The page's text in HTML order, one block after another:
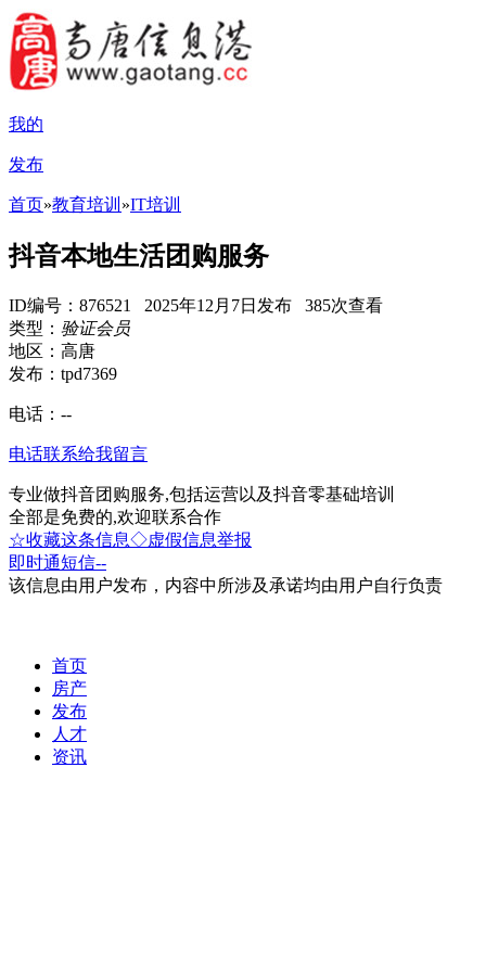
我的
发布
首页»教育培训 »IT培训
抖音本地生活团购服务
ID编号：876521 2025年12月7日发布 385次查看
类型： 验证会员
地区：高唐
发布：tpd7369
电话： --
电话联系给我留言
专业做抖音团购服务,包括运营以及抖音零基础培训
全部是免费的,欢迎联系合作
☆收藏这条信息◇虚假信息举报
即时通短信--
该信息由用户发布，内容中所涉及承诺均由用户自行负责
首页
房产
发布
人才
资讯